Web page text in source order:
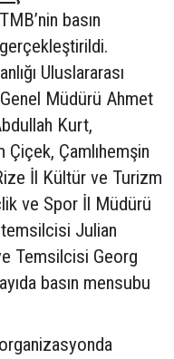
basın
Uluslararası
Müdürü Ahmet
Kurt,
Çiçek, Çamlıhemşin
İl Kültür ve Turizm
ve Spor İl Müdürü
Julian
Temsilcisi Georg
basın mensubu